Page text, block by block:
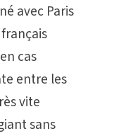
avec Paris
cas
entre les
vite
sans